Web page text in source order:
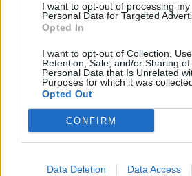
I want to opt-out of processing my
Personal Data for Targeted
Opted In
I want to opt-out of Collection, Use,
Retention, Sale, and/or Sharing of
Personal Data that Is Unrelated
Purposes for which it was
Opted Out
CONFIRM
Data Deletion Data Access